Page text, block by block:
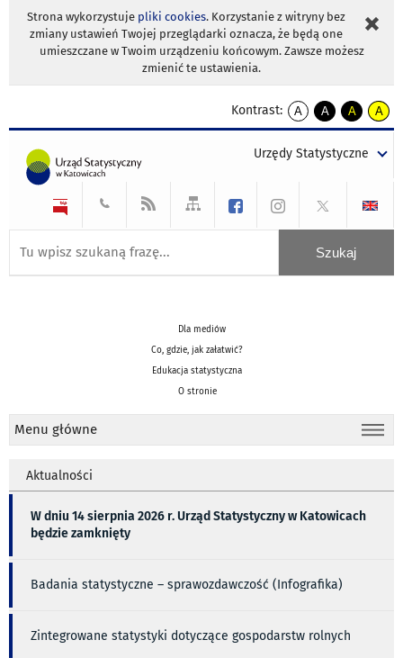
Strona wykorzystuje pliki cookies. Korzystanie z witryny bez
zmiany ustawień Twojej przeglądarki oznacza, że będą one
umieszczane w Twoim urządzeniu końcowym. Zawsze możesz
zmienić te ustawienia.
Kontrast:
A
kontrast
A
kontrast
tekst
czarnym
A
kontrast
tekst
czarnym
A
tekst
żółtym
Urzędy Statystyczne
Dla mediów
Co, gdzie, jak załatwić?
Edukacja statystyczna
O stronie
Menu główne
Aktualności
W dniu 14 sierpnia 2026 r. Urząd Statystyczny w Katowicach
będzie zamknięty
Badania statystyczne – sprawozdawczość (Infografika)
Zintegrowane statystyki dotyczące gospodarstw rolnych